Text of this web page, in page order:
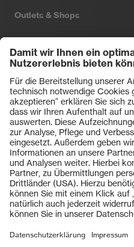
Outlets & Shops
HexArmor
Primetta
uvex sports
Rainer Winter Stiftung
ZU DEN SHOPS
AGBs Einkaufsbedingungen